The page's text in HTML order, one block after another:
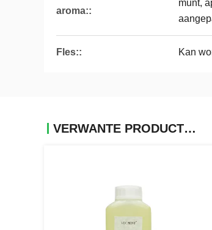
aroma::
munt,
Fles:: Kan
VERWANTE PRODUCTEN